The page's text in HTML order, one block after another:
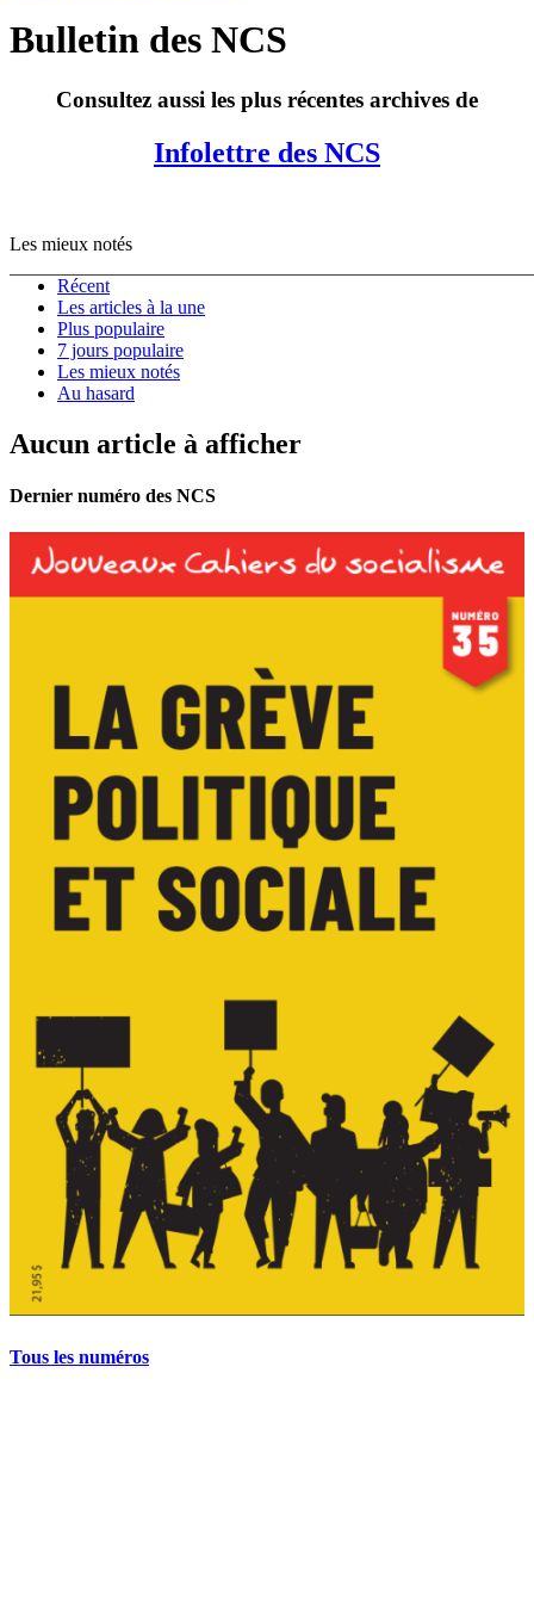
Bulletin des NCS
Consultez aussi les plus récentes archives de
Infolettre des NCS
Les mieux notés
Récent
Les articles à la une
Plus populaire
7 jours populaire
Les mieux notés
Au hasard
Aucun article à afficher
Dernier numéro des NCS
Tous les numéros